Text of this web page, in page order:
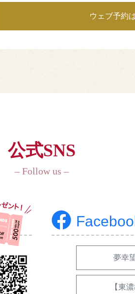
ウェブ予約
公式SNS
– Follow us –
夢幸
【東